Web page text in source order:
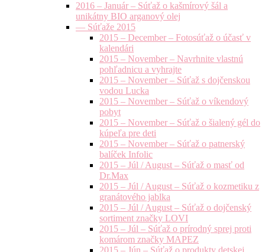
2016 – Január – Súťaž o kašmírový šál a
unikátny BIO arganový olej
— Súťaže 2015
2015 – December – Fotosúťaž o účasť v
kalendári
2015 – November – Navrhnite vlastnú
pohľadnicu a vyhrajte
2015 – November – Súťaž s dojčenskou
vodou Lucka
2015 – November – Súťaž o víkendový
pobyt
2015 – November – Súťaž o šialený gél do
kúpeľa pre deti
2015 – November – Súťaž o patnerský
balíček Infolic
2015 – Júl / August – Súťaž o masť od
Dr.Max
2015 – Júl / August – Súťaž o kozmetiku z
granátového jablka
2015 – Júl / August – Súťaž o dojčenský
sortiment značky LOVI
2015 – Júl – Súťaž o prírodný sprej proti
komárom značky MAPEZ
2015 – Jún – Súťaž o produkty detskej